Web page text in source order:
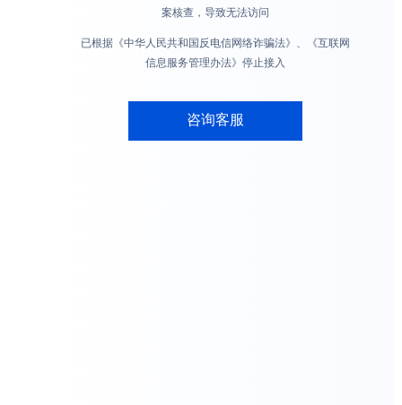
案核查，导致无法访问
已根据《中华人民共和国反电信网络诈骗法》、《互联网
信息服务管理办法》停止接入
咨询客服